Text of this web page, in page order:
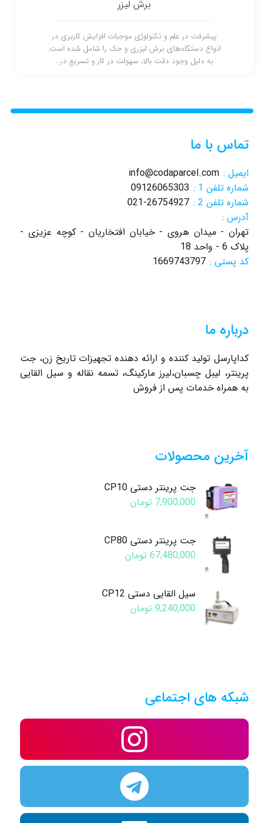
برش لیزر
پیشرفت‌ در علم و تکنولوژی موجبات افزایش کاربری در
انواع دستگاه‌های برش لیزری و حک را شامل شده است.
به دلیل وجود دقت بالا، سهولت در کار و تسریع در…
تماس با ما
ایمیل : info@codaparcel.com
شماره تلفن 1 :
09126065303
شماره تلفن 2 :
021-26754927
آدرس :
تهران - میدان هروی - خیابان افتخاریان - کوچه عزیزی -
پلاک 6 - واحد 18
کد پستی : 1669743797
درباره ما
کداپارسل تولید کننده و ارائه دهنده تجهیزات تاریخ زن، جت
پرینتر، لیبل چسبان،لیرز مارکینگ، تسمه نقاله و سیل القایی
به همراه خدمات پس از فروش
آخرین محصولات
جت پرینتر دستی CP10
7,900,000 تومان
جت پرینتر دستی CP80
67,480,000 تومان
سیل القایی دستی CP12
9,240,000 تومان
شبکه های اجتماعی